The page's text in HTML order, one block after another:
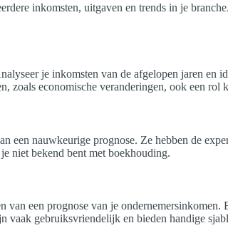
inkomsten, uitgaven en trends in je
je inkomsten van de afgelopen jaren en
zoals economische veranderingen, ook een rol
nauwkeurige prognose. Ze hebben de
niet bekend bent met boekhouding.
een prognose van je
vaak gebruiksvriendelijk en bieden handige